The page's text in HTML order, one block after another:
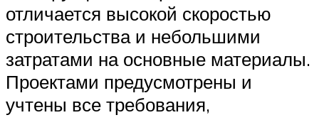
отличается высокой скоростью
строительства и небольшими
затратами на основные материалы.
Проектами предусмотрены и
учтены все требования,